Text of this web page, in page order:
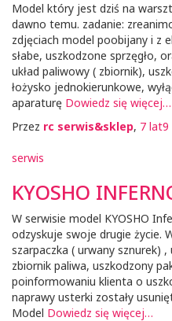
Model który jest dziś na
dawno temu. zadanie:
zdjęciach model poobijany i z
słabe, uszkodzone sprzęgło,
układ paliwowy ( zbiornik),
łożysko jednokierunkowe,
aparaturę Dowiedz się więcej…
Przez rc serwis&sklep, 7 lat9
serwis
KYOSHO
W serwisie model KYOSHO
odzyskuje swoje drugie życie.
szarpaczka ( urwany sznurek)
zbiornik paliwa, uszkodzony
poinformowaniu klienta o
naprawy usterki zostały
Model Dowiedz się więcej…